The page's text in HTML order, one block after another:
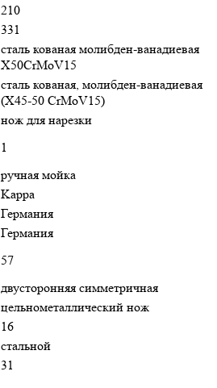
210
331
сталь кованая молибден-ванадиевая
X50CrMoV15
сталь кованая, молибден-ванадиевая
(X45-50 CrMoV15)
нож для нарезки
1
ручная мойка
Kappa
Германия
Германия
57
двусторонняя симметричная
цельнометаллический нож
16
стальной
31